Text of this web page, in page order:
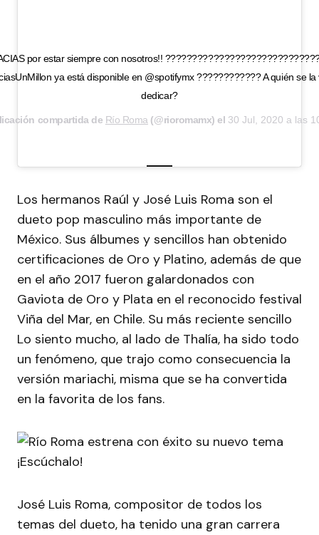
por estar siempre con nosotros!!
ya está disponible en @spotifymx ???????????? A quién se la
dedicar?
compartida de Río Roma(@rioromamx) el 30 Jul, 2020 a las
Los hermanos Raúl y José Luis Roma son el
dueto pop masculino más importante de
México. Sus álbumes y sencillos han obtenido
certificaciones de Oro y Platino, además de que
en el año 2017 fueron galardonados con
Gaviota de Oro y Plata en el reconocido festival
Viña del Mar, en Chile. Su más reciente sencillo
Lo siento mucho, al lado de Thalía, ha sido todo
un fenómeno, que trajo como consecuencia la
versión mariachi, misma que se ha convertida
en la favorita de los fans.
José Luis Roma, compositor de todos los
temas del dueto, ha tenido una gran carrera